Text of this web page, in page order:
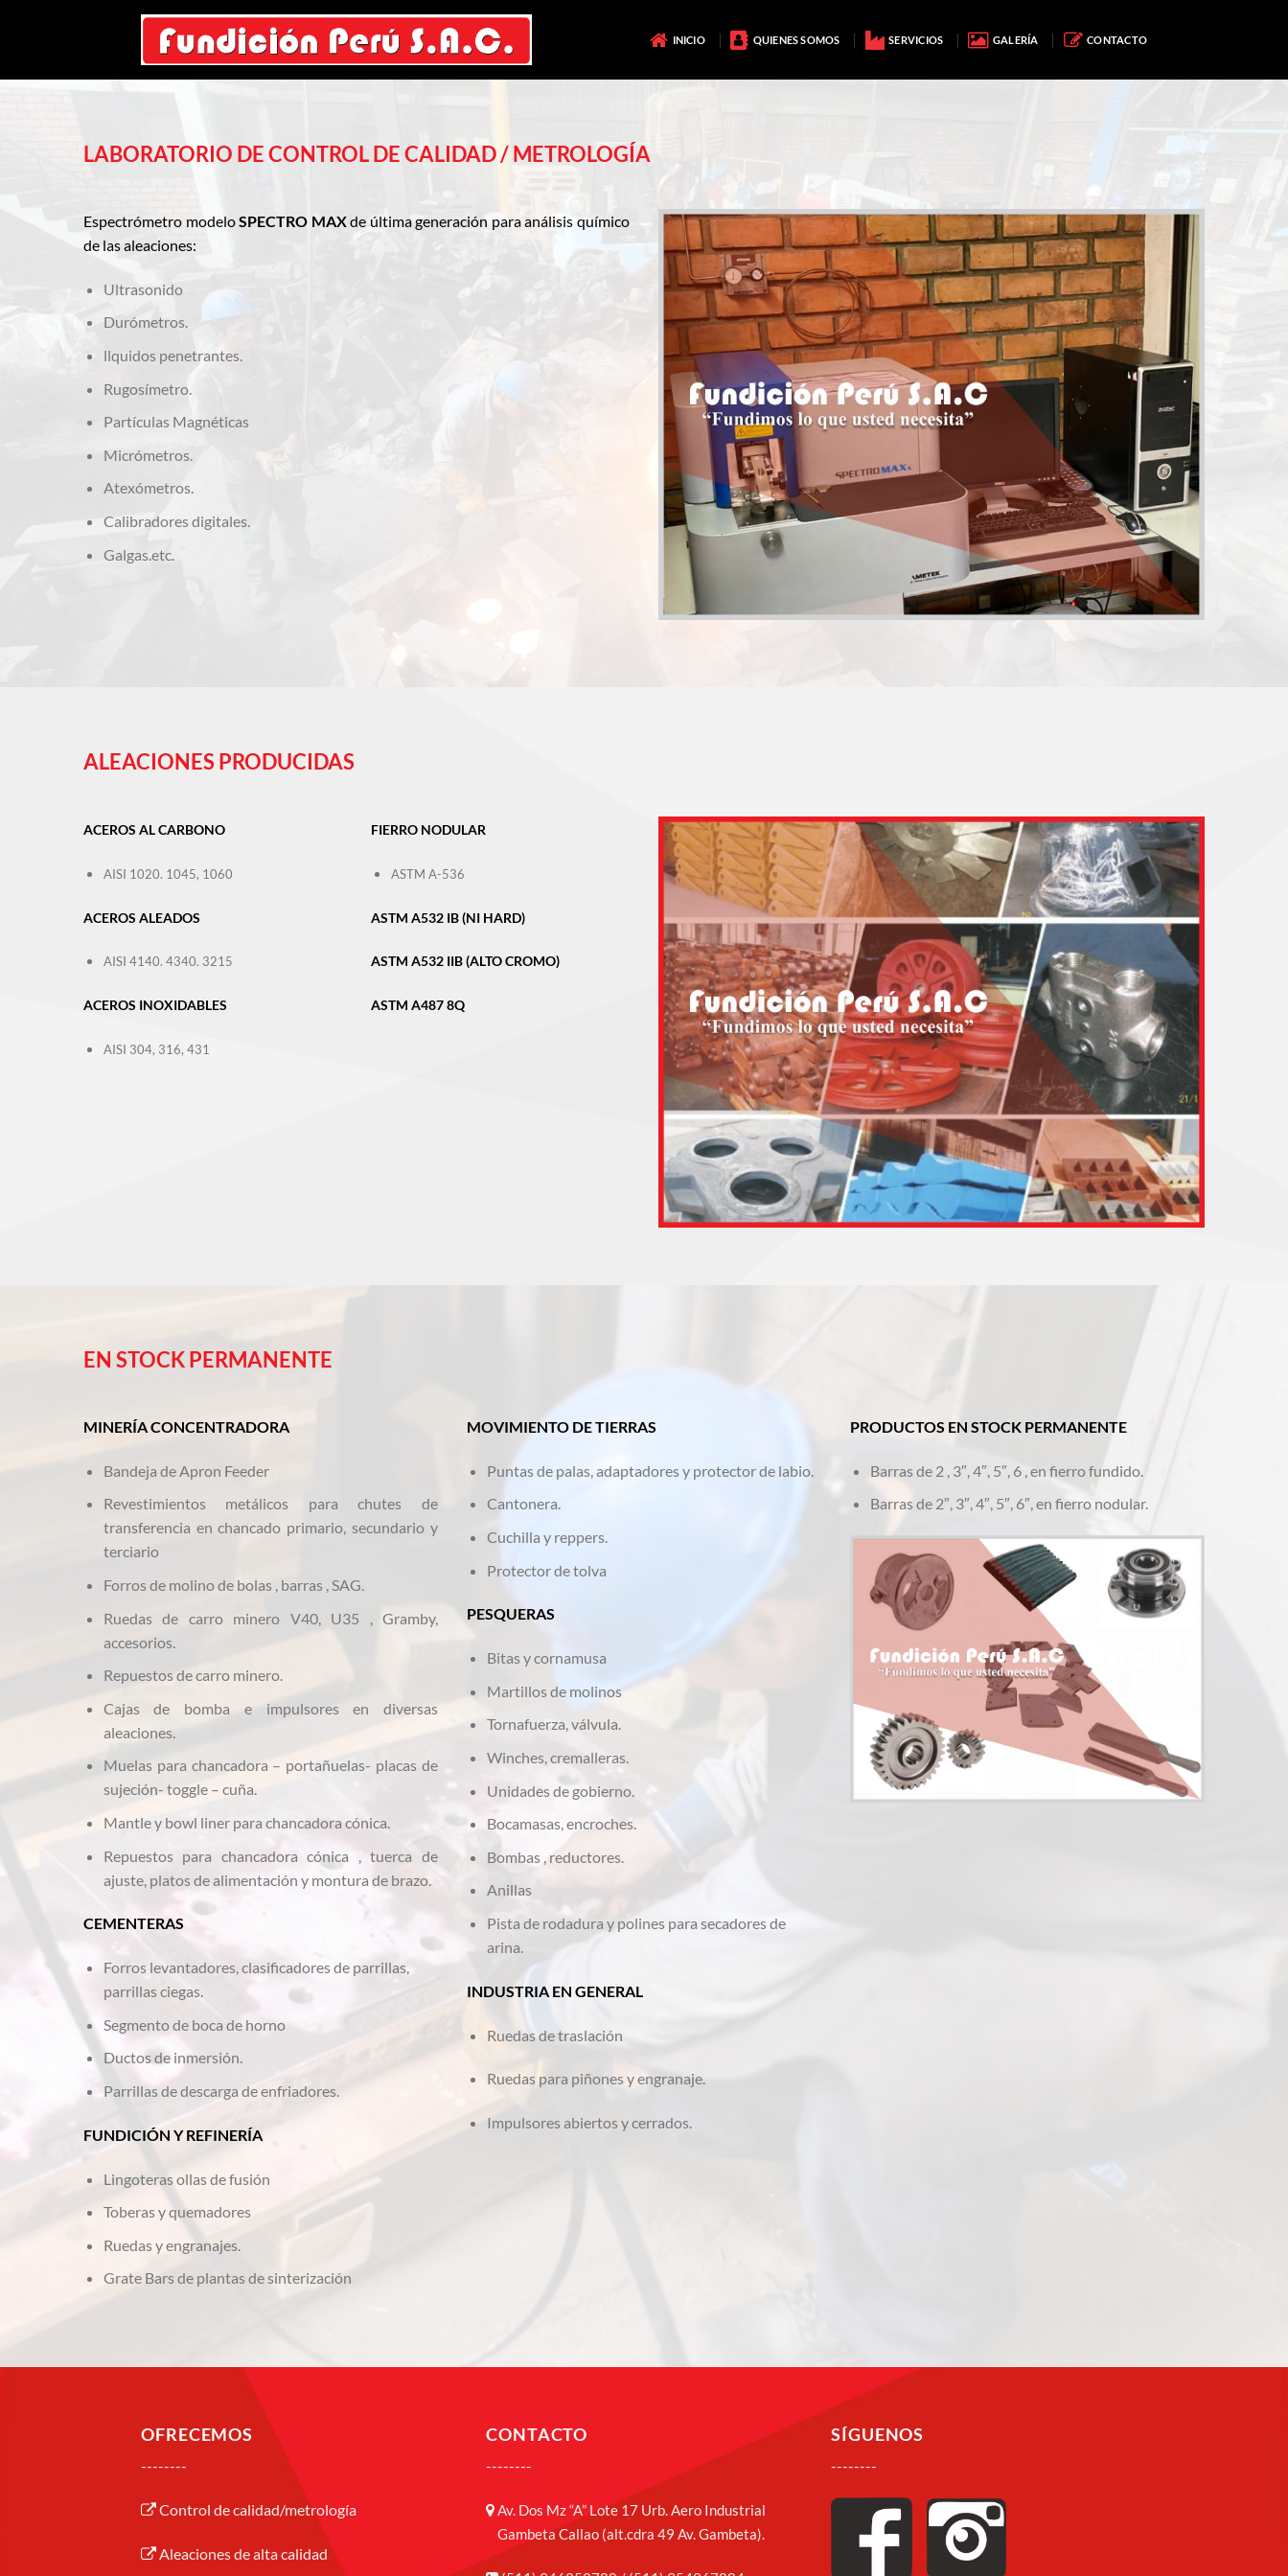
INICIO QUIENES SOMOS SERVICIOS GALERÍA CONTACTO
LABORATORIO DE CONTROL DE CALIDAD / METROLOGÍA
Espectrómetro modeloSPECTRO MAXde última generación para análisis químico
de las aleaciones:
Ultrasonido
Durómetros.
llquidos penetrantes.
Rugosímetro.
Partículas Magnéticas
Micrómetros.
Atexómetros.
Calibradores digitales.
Galgas.etc.
ALEACIONES PRODUCIDAS
ACEROS AL CARBONO
AISI 1020. 1045, 1060
ACEROS ALEADOS
AISI 4140. 4340. 3215
ACEROS INOXIDABLES
AISI 304, 316, 431
FIERRO NODULAR
ASTM A-536
ASTM A532 IB (NI HARD)
ASTM A532 IIB (ALTO CROMO)
ASTM A487 8Q
EN STOCK PERMANENTE
MINERÍACONCENTRADORA
Bandeja de Apron Feeder
Revestimientos metálicos para chutes de
transferencia en chancado primario, secundario y
terciario
Forros de molino de bolas , barras , SAG.
Ruedas de carro minero V40, U35 , Gramby,
accesorios.
Repuestos de carro minero.
Cajas de bomba e impulsores en diversas
aleaciones.
Muelas para chancadora – portañuelas- placas de
sujeción- toggle – cuña.
Mantle y bowl liner para chancadora cónica.
Repuestos para chancadora cónica , tuerca de
ajuste, platos de alimentación y montura de brazo.
CEMENTERAS
Forros levantadores, clasificadores de parrillas,
parrillas ciegas.
Segmento de boca de horno
Ductos de inmersión.
Parrillas de descarga de enfriadores.
FUNDICIÓN Y REFINERÍA
Lingoteras ollas de fusión
Toberas y quemadores
Ruedas y engranajes.
Grate Bars de plantas de sinterización
MOVIMIENTO DE TIERRAS
Puntas de palas, adaptadores y protector de labio.
Cantonera.
Cuchilla y reppers.
Protector de tolva
PESQUERAS
Bitas y cornamusa
Martillos de molinos
Tornafuerza, válvula.
Winches, cremalleras.
Unidades de gobierno.
Bocamasas, encroches.
Bombas , reductores.
Anillas
Pista de rodadura y polines para secadores de
arina.
INDUSTRIA EN GENERAL
Ruedas de traslación
Ruedas para piñones y engranaje.
Impulsores abiertos y cerrados.
PRODUCTOS EN STOCK PERMANENTE
Barras de 2 , 3″, 4″, 5″, 6 , en fierro fundido.
Barras de 2″, 3″, 4″, 5″, 6″, en fierro nodular.
OFRECEMOS
--------
Control de calidad/metrología
Aleaciones de alta calidad
CONTACTO
--------
Av. Dos Mz “A” Lote 17 Urb. Aero Industrial
Gambeta Callao (alt.cdra 49 Av. Gambeta).
SÍGUENOS
--------